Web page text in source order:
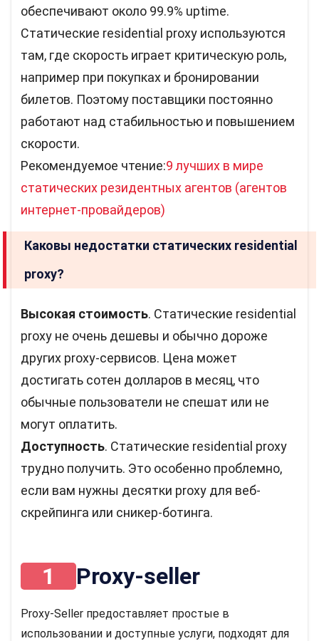
обеспечивают около 99.9% uptime.
Статические residential proxy используются
там, где скорость играет критическую роль,
например при покупках и бронировании
билетов. Поэтому поставщики постоянно
работают над стабильностью и повышением
скорости.
Рекомендуемое чтение:9 лучших в мире
статических резидентных агентов (агентов
интернет-провайдеров)
Каковы недостатки статических residential
proxy?
Высокая стоимость. Статические residential
proxy не очень дешевы и обычно дороже
других proxy-сервисов. Цена может
достигать сотен долларов в месяц, что
обычные пользователи не спешат или не
могут оплатить.
Доступность. Статические residential proxy
трудно получить. Это особенно проблемно,
если вам нужны десятки proxy для веб-
скрейпинга или сникер-ботинга.
1 Proxy-seller
Proxy-Seller предоставляет простые в
использовании и доступные услуги, подходят для